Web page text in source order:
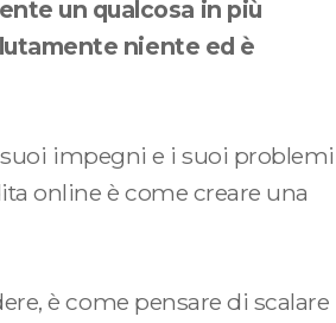
un qualcosa in più
niente ed è
impegni e i suoi problemi
online è come creare una
è come pensare di scalare